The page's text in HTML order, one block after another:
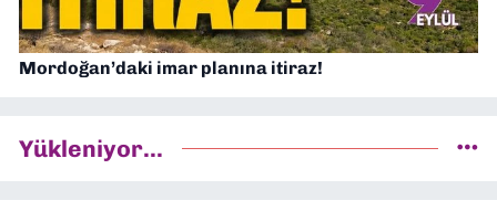
Mordoğan’daki imar planına itiraz!
Yükleniyor...